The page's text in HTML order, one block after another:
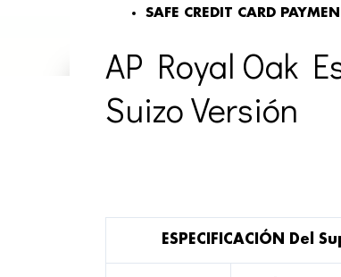
SAFE CREDIT CARD
AP Royal Oak
Suizo Versión
ESPECIFICACIÓN Del